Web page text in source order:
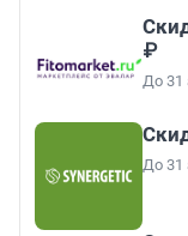
₽
До 31
До 31